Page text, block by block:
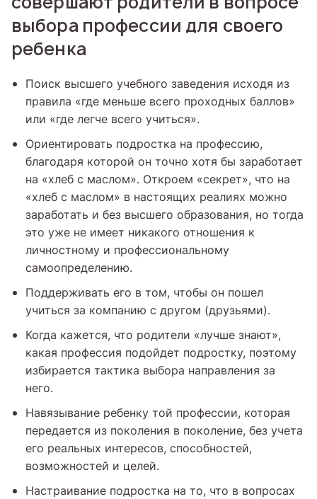
выбора профессии для своего
ребенка
Поиск высшего учебного заведения исходя из
правила «где меньше всего проходных баллов»
или «где легче всего учиться».
Ориентировать подростка на профессию,
благодаря которой он точно хотя бы заработает
на «хлеб с маслом». Откроем «секрет», что на
«хлеб с маслом» в настоящих реалиях можно
заработать и без высшего образования, но тогда
это уже не имеет никакого отношения к
личностному и профессиональному
самоопределению.
Поддерживать его в том, чтобы он пошел
учиться за компанию с другом (друзьями).
Когда кажется, что родители «лучше знают»,
какая профессия подойдет подростку, поэтому
избирается тактика выбора направления за
него.
Навязывание ребенку той профессии, которая
передается из поколения в поколение, без учета
его реальных интересов, способностей,
возможностей и целей.
Настраивание подростка на то, что в вопросах